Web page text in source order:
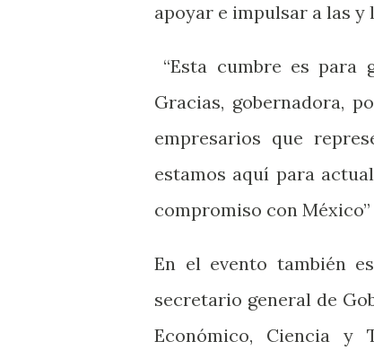
apoyar e impulsar a las y
“Esta cumbre es para
Gracias, gobernadora,
empresarios que
estamos aquí para
compromiso con
En el evento también
secretario general de
Económico, Ciencia y